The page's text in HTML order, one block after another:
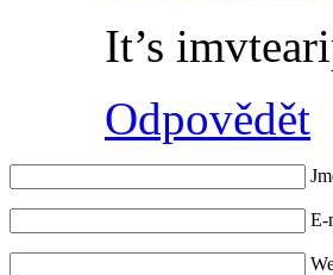
It’s
Odpovědět
E-